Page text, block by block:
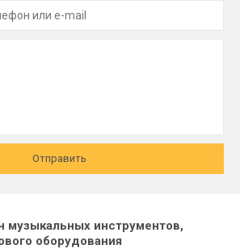
Отправить
музыкальных инструментов,
оборудования